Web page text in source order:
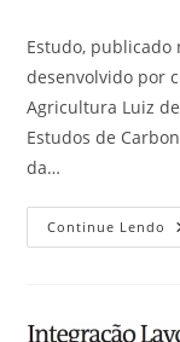
Estudo, publicado
desenvolvido por
Agricultura Luiz
Estudos de
da…
Continue Lendo